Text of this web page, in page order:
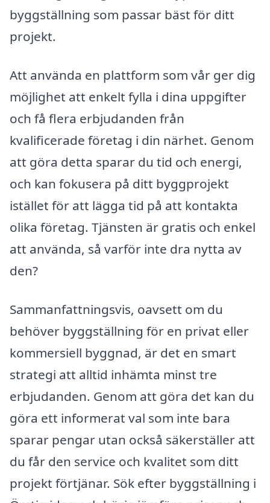
byggställning som passar bäst för ditt
projekt.
Att använda en plattform som vår ger dig
möjlighet att enkelt fylla i dina uppgifter
och få flera erbjudanden från
kvalificerade företag i din närhet. Genom
att göra detta sparar du tid och energi,
och kan fokusera på ditt byggprojekt
istället för att lägga tid på att kontakta
olika företag. Tjänsten är gratis och enkel
att använda, så varför inte dra nytta av
den?
Sammanfattningsvis, oavsett om du
behöver byggställning för en privat eller
kommersiell byggnad, är det en smart
strategi att alltid inhämta minst tre
erbjudanden. Genom att göra det kan du
göra ett informerat val som inte bara
sparar pengar utan också säkerställer att
du får den service och kvalitet som ditt
projekt förtjänar. Sök efter byggställning i